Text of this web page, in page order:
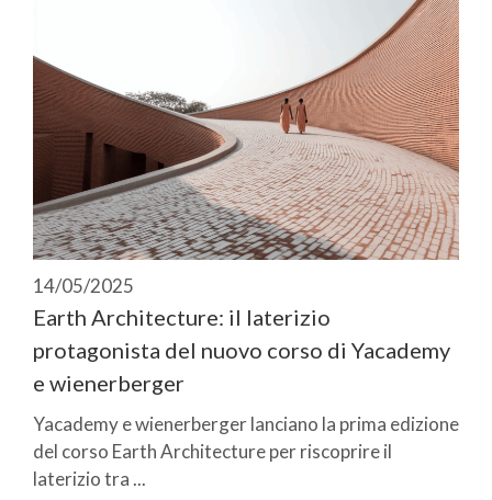
14/05/2025
Earth Architecture: il laterizio
protagonista del nuovo corso di Yacademy
e wienerberger
Yacademy e wienerberger lanciano la prima edizione
del corso Earth Architecture per riscoprire il
laterizio tra ...